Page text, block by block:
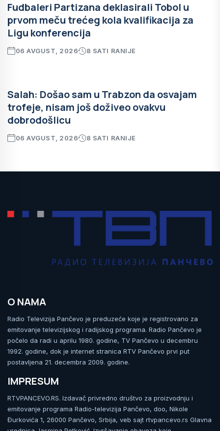
Fudbaleri Partizana deklasirali Tobol u
prvom meču trećeg kola kvalifikacija za
Ligu konferencija
06 AVGUST, 2026 8 SATI RANIJE
Salah: Došao sam u Trabzon da osvajam
trofeje, nisam još doživeo ovakvu
dobrodošlicu
06 AVGUST, 2026 8 SATI RANIJE
O NAMA
Radio Televizija Pančevo je preduzeće koje je registrovano za
emitovanje televizijskog i radijskog programa. Radio Pančevo je
počelo da radi u aprilu 1980. godine, TV Pančevo u decembru
1992. godine, dok je internet stranica RTV Pančevo prvi put
postavljena 21. decembra 2009. godine.
IMPRESUM
RTVPANCEVO.RS. Izdavač privredno društvo za proizvodnju i
emitovanje programa Radio-televizija Pančevo, doo, Nikole
Đurkovića 1, 26000 Pančevo, Srbija, veb sajt rtvpancevo.rs Glavna